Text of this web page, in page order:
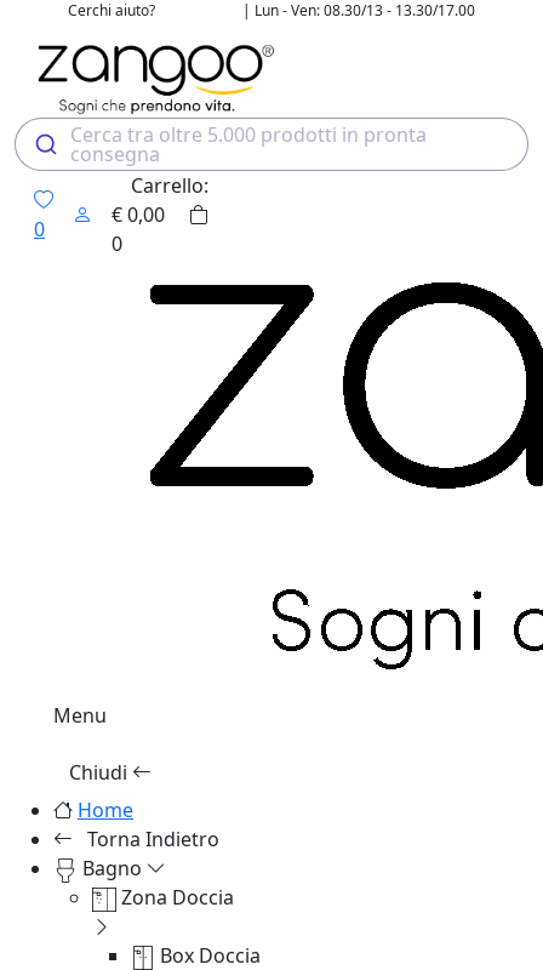
Cerchi aiuto? | Lun - Ven: 08.30/13 - 13.30/17.00
Cerca tra oltre 5.000 prodotti in pronta
consegna
0
Carrello:
€0,00
0
Menu
Chiudi
Home
Torna Indietro
Bagno
Zona Doccia
Box Doccia